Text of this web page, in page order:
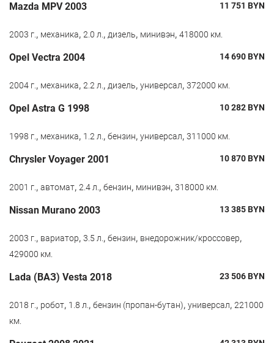
Mazda MPV 2003 11 751 BYN
2003 г., механика, 2.0 л., дизель, минивэн, 418000 км.
Opel Vectra 2004 14 690BYN
2004 г., механика, 2.2 л., дизель, универсал, 372000 км.
Opel Astra G 1998 10 282BYN
1998 г., механика, 1.2 л., бензин, универсал, 311000 км.
Chrysler Voyager 2001 10 870BYN
2001 г., автомат, 2.4 л., бензин, минивэн, 318000 км.
Nissan Murano 2003 13 385BYN
2003 г., вариатор, 3.5 л., бензин, внедорожник/кроссовер,
429000 км.
Lada (ВАЗ) Vesta 2018 23 506BYN
2018 г., робот, 1.8 л., бензин (пропан-бутан), универсал, 221000
км.